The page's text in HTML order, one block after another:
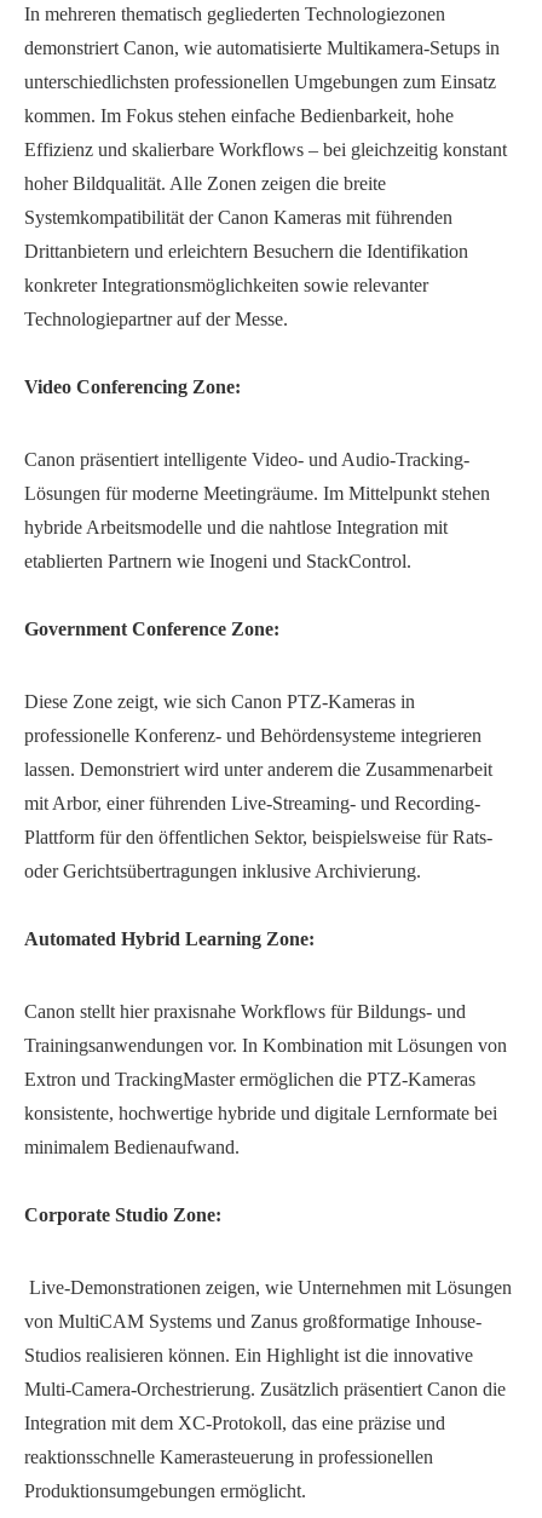
In mehreren thematisch gegliederten Technologiezonen
demonstriert Canon, wie automatisierte Multikamera-Setups in
unterschiedlichsten professionellen Umgebungen zum Einsatz
kommen. Im Fokus stehen einfache Bedienbarkeit, hohe
Effizienz und skalierbare Workflows – bei gleichzeitig konstant
hoher Bildqualität. Alle Zonen zeigen die breite
Systemkompatibilität der Canon Kameras mit führenden
Drittanbietern und erleichtern Besuchern die Identifikation
konkreter Integrationsmöglichkeiten sowie relevanter
Technologiepartner auf der Messe.
Video Conferencing Zone:
Canon präsentiert intelligente Video- und Audio-Tracking-
Lösungen für moderne Meetingräume. Im Mittelpunkt stehen
hybride Arbeitsmodelle und die nahtlose Integration mit
etablierten Partnern wie Inogeni und StackControl.
Government Conference Zone:
Diese Zone zeigt, wie sich Canon PTZ-Kameras in
professionelle Konferenz- und Behördensysteme integrieren
lassen. Demonstriert wird unter anderem die Zusammenarbeit
mit Arbor, einer führenden Live-Streaming- und Recording-
Plattform für den öffentlichen Sektor, beispielsweise für Rats-
oder Gerichtsübertragungen inklusive Archivierung.
Automated Hybrid Learning Zone:
Canon stellt hier praxisnahe Workflows für Bildungs- und
Trainingsanwendungen vor. In Kombination mit Lösungen von
Extron und TrackingMaster ermöglichen die PTZ-Kameras
konsistente, hochwertige hybride und digitale Lernformate bei
minimalem Bedienaufwand.
Corporate Studio Zone:
Live-Demonstrationen zeigen, wie Unternehmen mit Lösungen
von MultiCAM Systems und Zanus großformatige Inhouse-
Studios realisieren können. Ein Highlight ist die innovative
Multi-Camera-Orchestrierung. Zusätzlich präsentiert Canon die
Integration mit dem XC-Protokoll, das eine präzise und
reaktionsschnelle Kamerasteuerung in professionellen
Produktionsumgebungen ermöglicht.